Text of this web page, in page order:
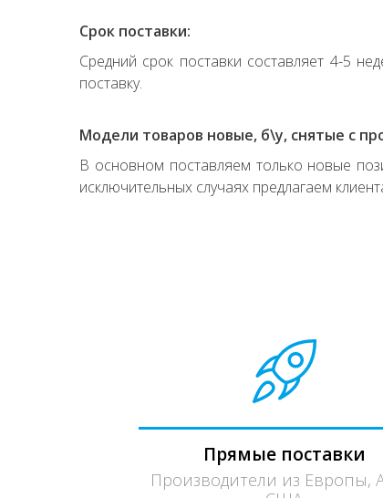
Срок поставки:
Средний срок поставки составляет 4-5
поставку.
Модели товаров новые, б\у, снятые с
В основном поставляем только новые
исключительных случаях предлагаем
Прямые поставки
Производители из Европы,